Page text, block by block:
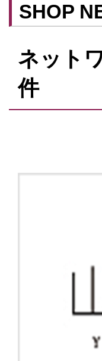
SHOP
ネット
件